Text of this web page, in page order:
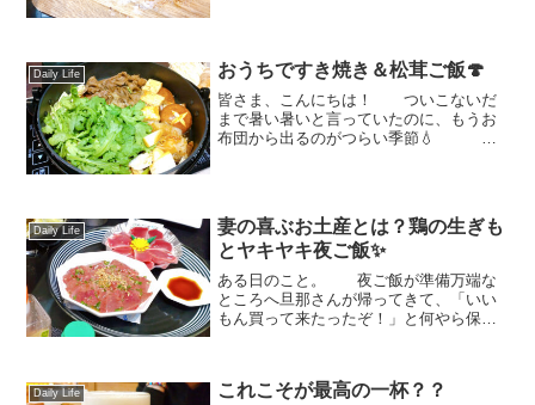
Daily Life おうちですき焼き＆松茸ご飯🍄
皆さま、こんにちは！ ついこないだ
まで暑い暑いと言っていたのに、もうお
布団から出るのがつらい季節💧 昨
(やっと)秋が深まりつつ...
Daily Life
妻の喜ぶお土産とは？鶏の生ぎも
とヤキヤキ夜ご飯✨
ある日のこと。 夜ご飯が準備万端な
ところへ旦那さんが帰ってきて、「いい
もん買って来たったぞ！」と何やら保冷
のでしょう？？ 私は、「...
Daily Life これこそが最高の一杯？？